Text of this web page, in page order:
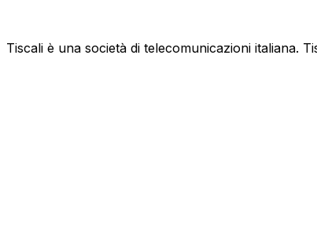
Tiscali è una società di telecomunicazioni italiana.